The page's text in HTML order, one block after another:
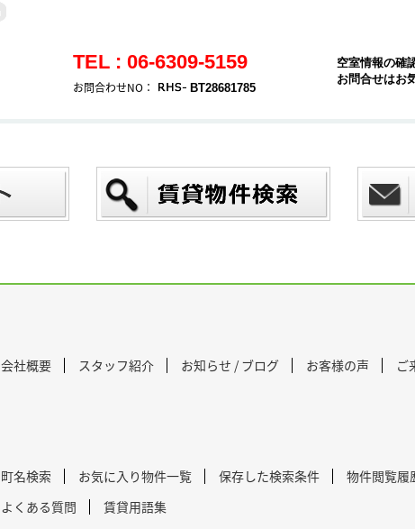
TEL : 06-6309-5159
お問合わせNO： BT28681785
空室情報の確
お問合せはお
会社概要 スタッフ紹介 お知らせ / ブログ お客様の声
ご
町名検索 お気に入り物件一覧 保存した検索条件
物件閲覧履
よくある質問 賃貸用語集